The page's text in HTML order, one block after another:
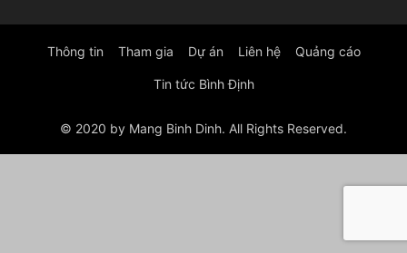
Thông tin Tham gia Dự án Liên hệ Quảng cáo
Tin tức Bình Định
© 2020 by Mang Binh Dinh. All Rights Reserved.